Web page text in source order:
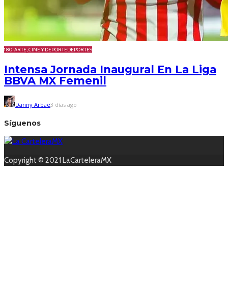
180ºARTE, CINE Y DEPORTEDEPORTES
Intensa Jornada Inaugural En La Liga
BBVA MX Femenil
Danny Arbae3 días ago
Síguenos
Copyright © 2021 LaCarteleraMX